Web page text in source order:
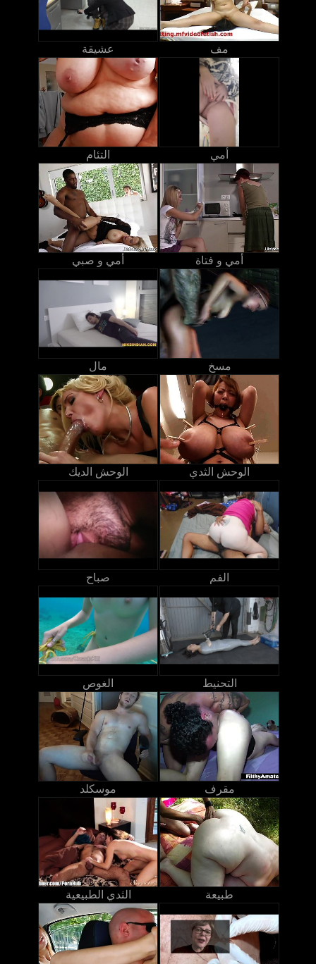
عشيقة مف
التئام أمي
أمي و صبي أمي و فتاة
مال مسخ
الوحش الديك الوحش الثدي
صباح الفم
الغوص التحنيط
موسكلد مقرف
الثدي الطبيعية طبيعة